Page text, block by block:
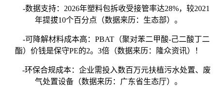
-数据支持：2026年塑料包拆收受接管率达28%，较2021
年提拔10个百分点（数据来历：生态部）。
-可降解材料成本高：PBAT（聚对苯二甲酸-己二酸丁二
酯）价钱是保守PE的2。3倍（数据来历：隆众资讯）！
-环保合规成本：企业需投入数百万元扶植污水处置、废
气处置设备（数据来历：广东省生态厅）。